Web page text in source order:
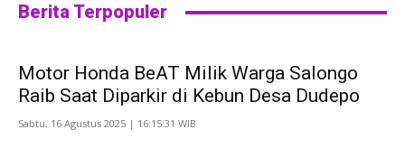
Berita Terpopuler
Motor Honda BeAT Milik Warga Salongo
Raib Saat Diparkir di Kebun Desa Dudepo
Sabtu, 16 Agustus 2025 | 16:15:31 WIB